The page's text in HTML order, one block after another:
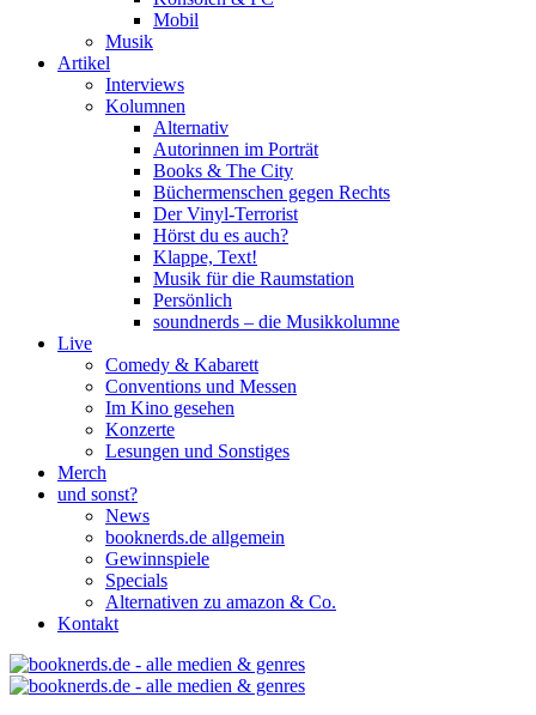
Mobil
Musik
Artikel
Interviews
Kolumnen
Alternativ
Autorinnen im Porträt
Books & The City
Büchermenschen gegen Rechts
Der Vinyl-Terrorist
Hörst du es auch?
Klappe, Text!
Musik für die Raumstation
Persönlich
soundnerds – die Musikkolumne
Live
Comedy & Kabarett
Conventions und Messen
Im Kino gesehen
Konzerte
Lesungen und Sonstiges
Merch
und sonst?
News
booknerds.de allgemein
Gewinnspiele
Specials
Alternativen zu amazon & Co.
Kontakt